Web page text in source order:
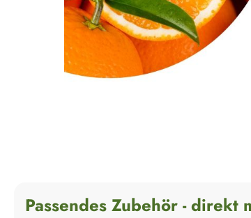
Passendes Zubehör - direkt